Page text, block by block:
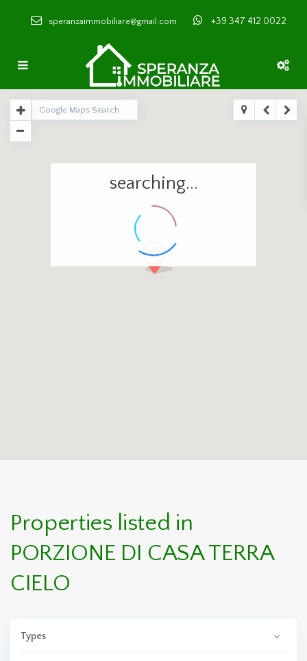
speranzaimmobiliare@gmail.com +39 347 412 0022
searching...
Properties listed in
PORZIONE DI CASA TERRA
CIELO
Types